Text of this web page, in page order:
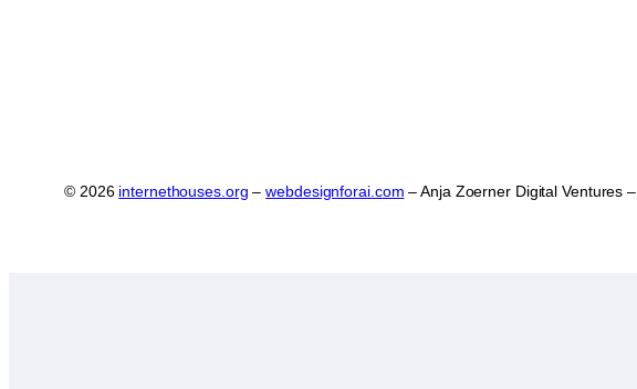
© 2026 internethouses.org –webdesignforai.com – Anja Zoerner Digital Ventures –